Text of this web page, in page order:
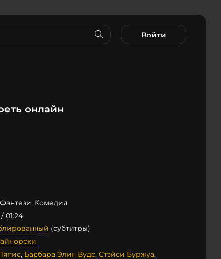
Войти
онлайн
Комедия
01:24
(субтитры)
, Барбара Элин Вудс, Стэйси Буржуа,